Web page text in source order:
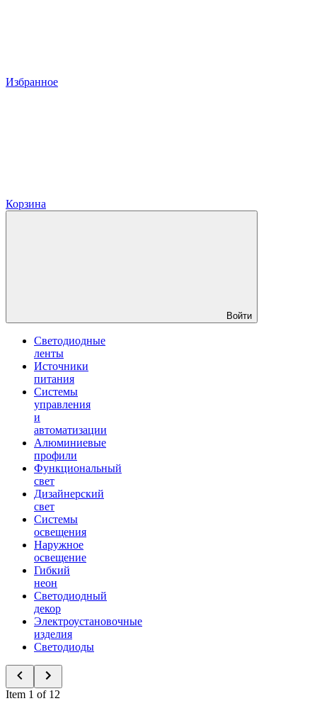
Избранное
Корзина
Войти
Светодиодные
ленты
Источники
питания
Системы
управления
и
автоматизации
Алюминиевые
профили
Функциональный
свет
Дизайнерский
свет
Системы
освещения
Наружное
освещение
Гибкий
неон
Светодиодный
декор
Электроустановочные
изделия
Светодиоды
Item 1 of 12